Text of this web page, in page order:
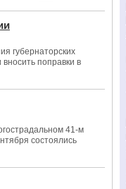
губернаторских
поправки в
41-м
состоялись